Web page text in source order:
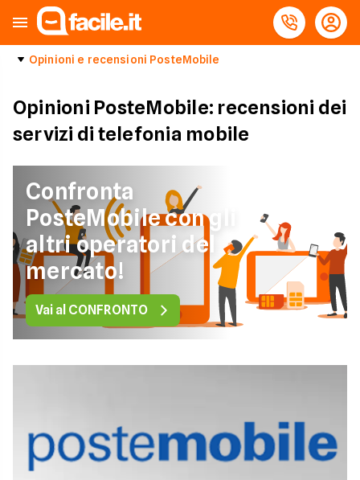
Opinioni e recensioni PosteMobile
Opinioni PosteMobile: recensioni dei
servizi di telefonia mobile
Confronta
PosteMobile con gli
altri operatori del
mercato!
Vai al CONFRONTO